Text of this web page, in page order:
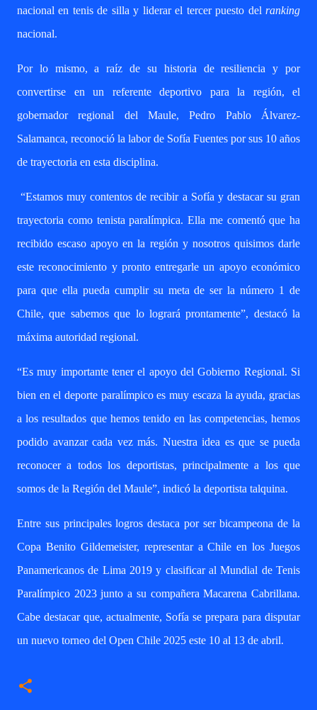
nacional en tenis de silla y liderar el tercer puesto del ranking
nacional.
Por lo mismo, a raíz de su historia de resiliencia y por
convertirse en un referente deportivo para la región, el
gobernador regional del Maule, Pedro Pablo Álvarez-
Salamanca, reconoció la labor de Sofía Fuentes por sus 10 años
de trayectoria en esta disciplina.
“Estamos muy contentos de recibir a Sofía y destacar su gran
trayectoria como tenista paralímpica. Ella me comentó que ha
recibido escaso apoyo en la región y nosotros quisimos darle
este reconocimiento y pronto entregarle un apoyo económico
para que ella pueda cumplir su meta de ser la número 1 de
Chile, que sabemos que lo logrará prontamente”, destacó la
máxima autoridad regional.
“Es muy importante tener el apoyo del Gobierno Regional. Si
bien en el deporte paralímpico es muy escaza la ayuda, gracias
a los resultados que hemos tenido en las competencias, hemos
podido avanzar cada vez más. Nuestra idea es que se pueda
reconocer a todos los deportistas, principalmente a los que
somos de la Región del Maule”, indicó la deportista talquina.
Entre sus principales logros destaca por ser bicampeona de la
Copa Benito Gildemeister, representar a Chile en los Juegos
Panamericanos de Lima 2019 y clasificar al Mundial de Tenis
Paralímpico 2023 junto a su compañera Macarena Cabrillana.
Cabe destacar que, actualmente, Sofía se prepara para disputar
un nuevo torneo del Open Chile 2025 este 10 al 13 de abril.